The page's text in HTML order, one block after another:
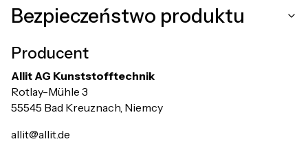
Bezpieczeństwo produktu
Producent
Allit AG Kunststofftechnik
Rotlay-Mühle 3
55545 Bad Kreuznach, Niemcy
allit@allit.de